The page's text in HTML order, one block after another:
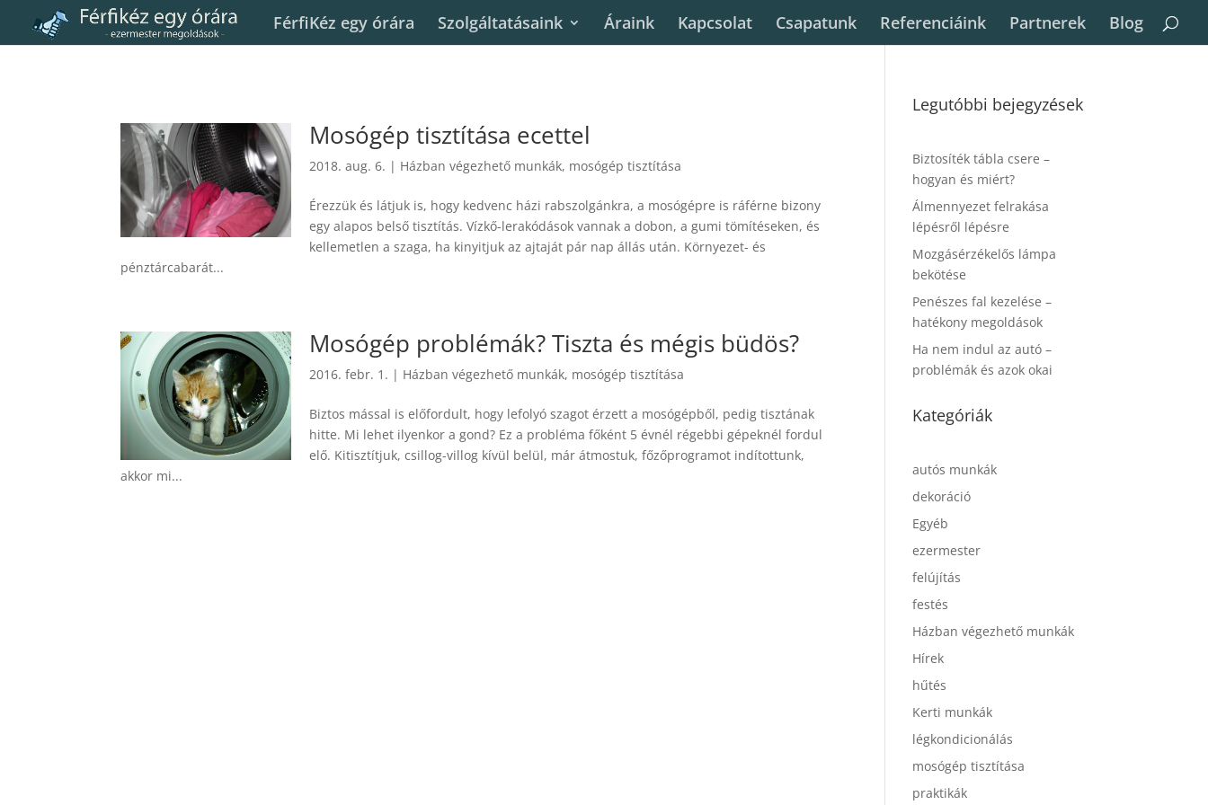
FérfiKéz egy órára Szolgáltatásaink Áraink Kapcsolat Csapatunk Referenciáink Partnerek Blog
Mosógép tisztítása ecettel
2018. aug. 6. | Házban végezhető munkák, mosógép tisztítása
Érezzük és látjuk is, hogy kedvenc házi rabszolgánkra, a mosógépre is ráférne bizony
egy alapos belső tisztítás. Vízkő-lerakódások vannak a dobon, a gumi tömítéseken, és
kellemetlen a szaga, ha kinyitjuk az ajtaját pár nap állás után. Környezet- és
pénztárcabarát...
Mosógép problémák? Tiszta és mégis büdös?
2016. febr. 1. | Házban végezhető munkák, mosógép tisztítása
Biztos mással is előfordult, hogy lefolyó szagot érzett a mosógépből, pedig tisztának
hitte. Mi lehet ilyenkor a gond? Ez a probléma főként 5 évnél régebbi gépeknél fordul
elő. Kitisztítjuk, csillog-villog kívül belül, már átmostuk, főzőprogramot indítottunk,
akkor mi...
Legutóbbi bejegyzések
Biztosíték tábla csere –
hogyan és miért?
Álmennyezet felrakása
lépésről lépésre
Mozgásérzékelős lámpa
bekötése
Penészes fal kezelése –
hatékony megoldások
Ha nem indul az autó –
problémák és azok okai
Kategóriák
autós munkák
dekoráció
Egyéb
ezermester
felújítás
festés
Házban végezhető munkák
Hírek
hűtés
Kerti munkák
légkondicionálás
mosógép tisztítása
praktikák